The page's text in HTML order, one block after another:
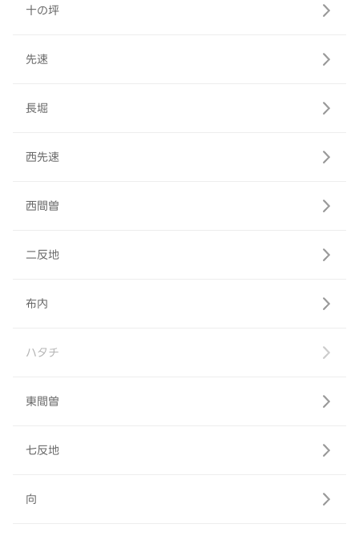
十の坪
先速
長堀
西先速
西間曽
二反地
布内
ハタチ
東間曽
七反地
向